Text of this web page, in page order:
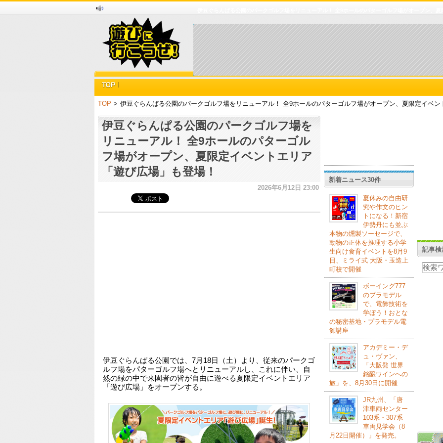
TOP > 伊豆ぐらんぱる公園のパークゴルフ場をリニューアル！ 全9ホールのパターゴルフ場がオープン、夏限定イベ
伊豆ぐらんぱる公園のパークゴルフ場を
リニューアル！ 全9ホールのパターゴル
フ場がオープン、夏限定イベントエリア
「遊び広場」も登場！
2026年6月12日 23:00
伊豆ぐらんぱる公園では、7月18日（土）より、従来のパークゴ
ルフ場をパターゴルフ場へとリニューアルし、これに伴い、自
然の緑の中で来園者の皆が自由に遊べる夏限定イベントエリア
「遊び広場」をオープンする。
新着ニュース30件
夏休みの自由研
究や作文のヒン
トになる！新宿
伊勢丹にも並ぶ
本物の燻製ソーセージで、
動物の正体を推理する小学
生向け食育イベントを8月9
日、ミライ式 大阪・玉造上
町校で開催
ボーイング777
のプラモデル
で、電飾技術を
学ぼう！おとな
の秘密基地・プラモデル電
飾講座
アカデミー・デ
ュ・ヴァン、
「大阪発 世界
銘醸ワインへの
旅」を、8月30日に開催
JR九州、「唐
津車両センター
103系・307系
車両見学会（8
月22日開催）」を発売。
記事検